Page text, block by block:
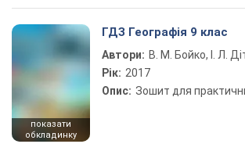
показати
обкладинку
ГДЗ Географія 9 клас
Автори: В. М. Бойко, І. Л.
Рік: 2017
Опис: Зошит для